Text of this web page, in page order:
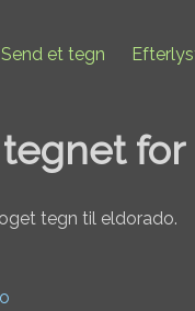
Send et tegn
tegn til eldorado.